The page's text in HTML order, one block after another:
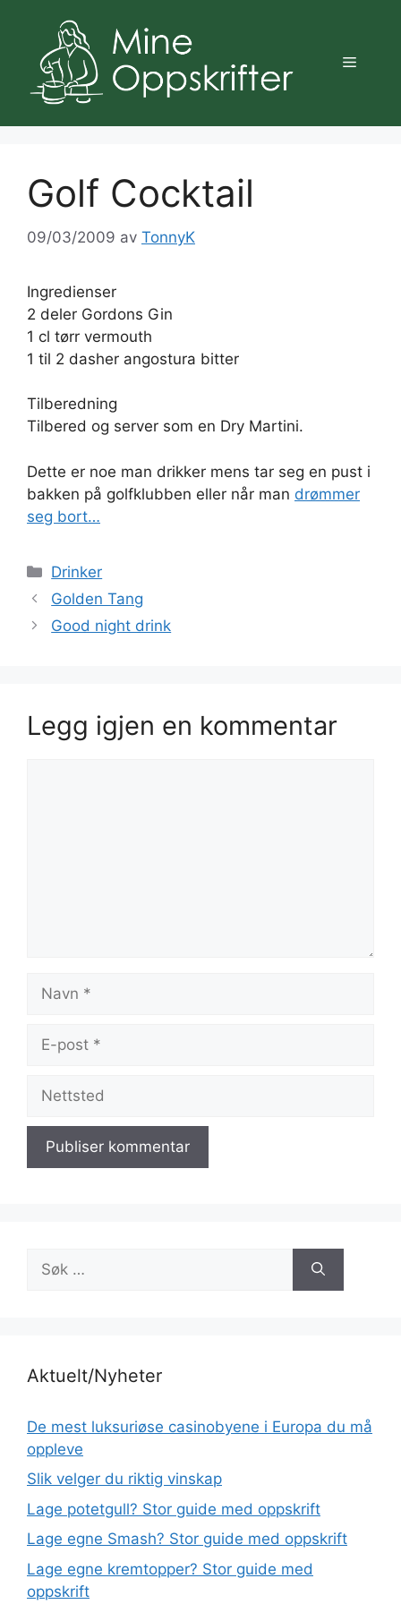
innhold
Meny
Golf Cocktail
09/03/2009 av TonnyK
Ingredienser
2 deler Gordons Gin
1 cl tørr vermouth
1 til 2 dasher angostura bitter
Tilberedning
Tilbered og server som en Dry Martini.
Dette er noe man drikker mens tar seg en pust i
bakken på golfklubben eller når man drømmer
seg bort…
Kategorier
Drinker
Golden Tang
Good night drink
Legg igjen en kommentar
post
etter:
Aktuelt/Nyheter
De mest luksuriøse casinobyene i Europa du må
oppleve
Slik velger du riktig vinskap
Lage potetgull? Stor guide med oppskrift
Lage egne Smash? Stor guide med oppskrift
Lage egne kremtopper? Stor guide med
oppskrift